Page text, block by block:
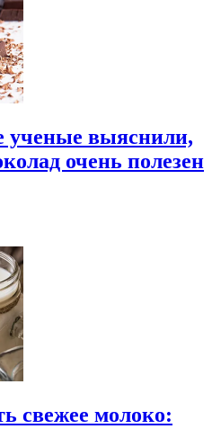
ученые выяснили,
очень полезен
свежее молоко: